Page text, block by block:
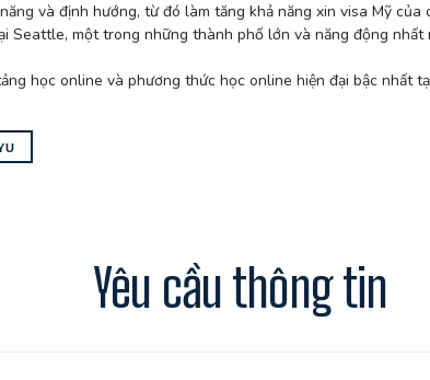
và định hướng, từ đó làm tăng khả năng xin visa Mỹ của
Seattle, một trong những thành phố lớn và năng động
học online và phương thức học online hiện đại bậc nhất
Yêu cầu thông tin